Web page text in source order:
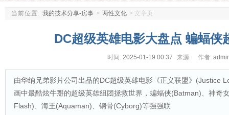
当前位置: 我的技术分享-房事 > 两性文化 > 文章页
DC超级英雄电影大盘点 蝙蝠侠
时间: 2025-01-19 00:37 来源: 作者:
由华纳兄弟影片公司出品的DC超级英雄电影《正义联盟》(Justice
画中最酷炫牛掰的超级英雄组团拯救世界，蝙蝠侠(Batman)、神奇
Flash)、海王(Aquaman)、钢骨(Cyborg)等强强联